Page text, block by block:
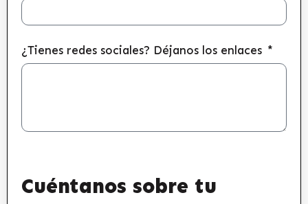
¿Tienes redes sociales? Déjanos los enlaces
Cuéntanos sobre tu